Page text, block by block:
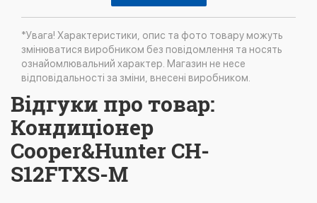
*Увага! Характеристики, опис та фото товару можуть
змінюватися виробником без повідомлення та носять
ознайомлювальний характер. Магазин не несе
відповідальності за зміни, внесені виробником.
Відгуки про товар:
Кондиціонер
Cooper&Hunter CH-
S12FTXS-M